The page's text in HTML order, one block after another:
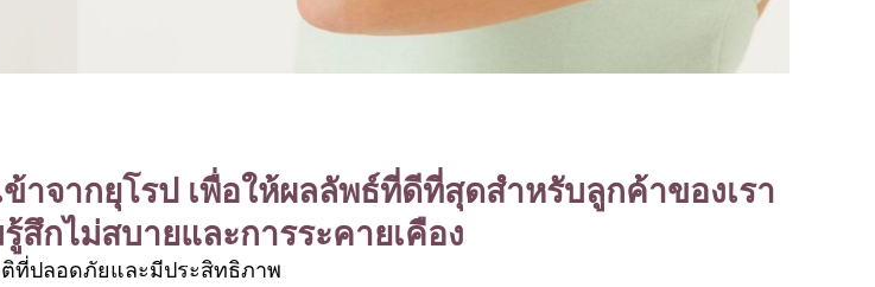
จากยุโรป เพื่อให้ผลลัพธ์ที่ดีที่สุดสำหรับลูกค้าของเรา
กไม่สบายและการระคายเคือง
ที่ปลอดภัยและมีประสิทธิภาพ